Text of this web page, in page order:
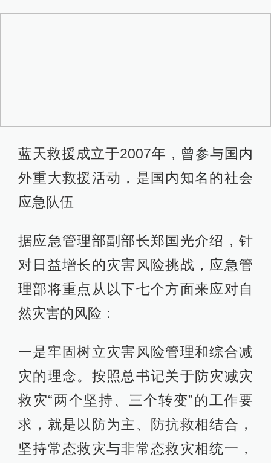
蓝天救援成立于2007年，曾参与国内
外重大救援活动，是国内知名的社会
应急队伍
据应急管理部副部长郑国光介绍，针
对日益增长的灾害风险挑战，应急管
理部将重点从以下七个方面来应对自
然灾害的风险：
一是牢固树立灾害风险管理和综合减
灾的理念。按照总书记关于防灾减灾
救灾“两个坚持、三个转变”的工作要
求，就是以防为主、防抗救相结合，
坚持常态救灾与非常态救灾相统一，